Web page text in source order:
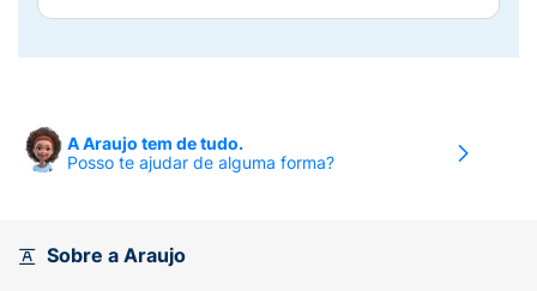
A Araujo tem de tudo.
Posso te ajudar de alguma forma?
Sobre a Araujo